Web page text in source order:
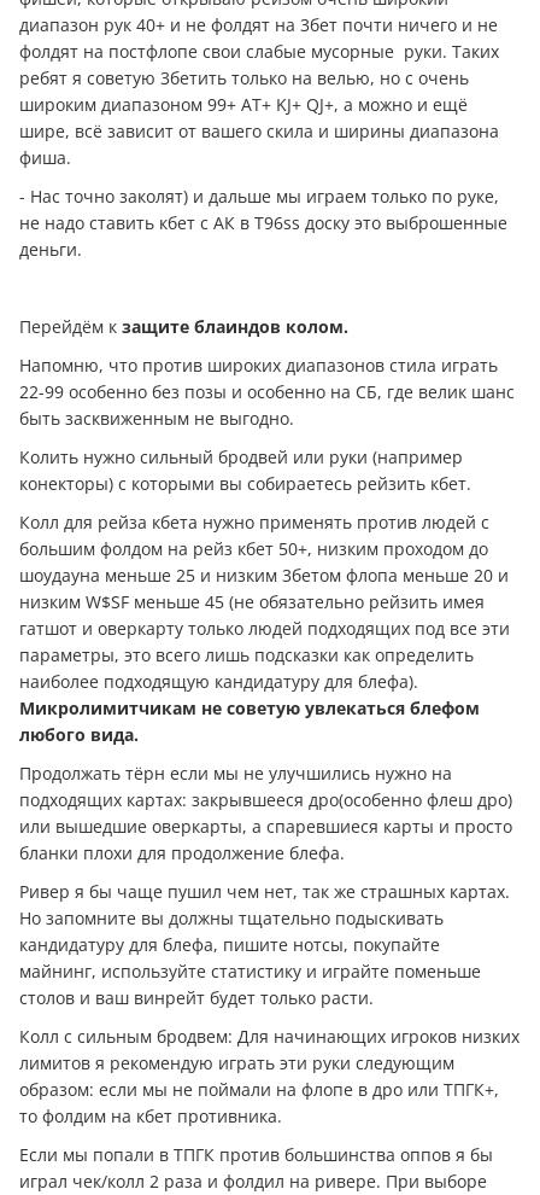
диапазон рук 40+ и не фолдят на 3бет почти ничего и не
фолдят на постфлопе свои слабые мусорные руки. Таких
ребят я советую 3бетить только на велью, но с очень
широким диапазоном 99+ AT+ KJ+ QJ+, а можно и ещё
шире, всё зависит от вашего скила и ширины диапазона
фиша.
- Нас точно заколят) и дальше мы играем только по руке,
не надо ставить кбет с АК в Т96ss доску это выброшенные
дeньги.
Перейдём к защите блаиндов колом.
Напомню, что против широких диапазонов стила играть
22-99 особенно без позы и особенно на СБ, где велик шанс
быть засквиженным не выгодно.
Колить нужно сильный бродвей или руки (например
конекторы) с которыми вы собираетесь рейзить кбет.
Колл для рейза кбета нужно применять против людей с
большим фолдом на рейз кбет 50+, низким проходом до
шоудауна меньше 25 и низким 3бетом флопа меньше 20 и
низким W$SF меньше 45 (не обязательно рейзить имея
гатшот и оверкарту только людей подходящих под все эти
параметры, это всего лишь подсказки как определить
наиболее подходящую кандидатуру для блефа).
Микролимитчикам не советую увлекаться блефом
любого вида.
Продолжать тёрн если мы не улучшились нужно на
подходящих картах: закрывшееся дро(особенно флеш дро)
или вышедшие оверкарты, а спаревшиеся карты и просто
бланки плохи для продолжение блефа.
Ривер я бы чаще пушил чем нет, так же страшных картах.
Но запомните вы должны тщательно подыскивать
кандидатуру для блефа, пишите нотсы, покупайте
майнинг, используйте статистику и играйте поменьше
столов и ваш винрейт будет только расти.
Колл с сильным бродвем: Для начинающих игроков низких
лимитов я рекомендую играть эти руки следующим
образом: если мы не поймали на флопе в дро или ТПГК+,
то фолдим на кбет противника.
Если мы попали в ТПГК против большинства оппов я бы
играл чек/колл 2 раза и фолдил на ривере. При выборе